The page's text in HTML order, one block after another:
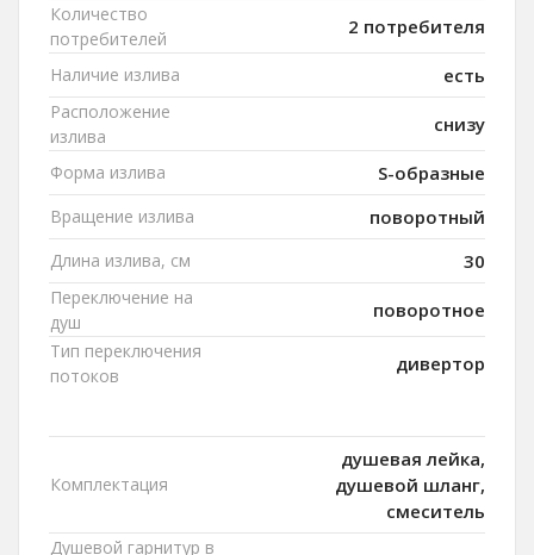
Количество
потребителей
2 потребителя
Наличие излива есть
Расположение
излива
снизу
Форма излива S-образные
Вращение излива поворотный
Длина излива, см 30
Переключение на
душ
поворотное
Тип переключения
потоков
дивертор
Комплектация
душевая лейка,
душевой шланг,
смеситель
Душевой гарнитур в